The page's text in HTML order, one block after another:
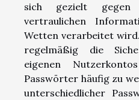
sich gezielt
vertraulichen
Wetten verarbeitet
regelmäßig die
eigenen
Passwörter häufig zu
unterschiedlicher